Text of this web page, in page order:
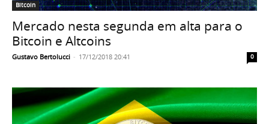
Bitcoin
Mercado nesta segunda em alta para o
Bitcoin e Altcoins
Gustavo Bertolucci - 17/12/2018 20:41 0